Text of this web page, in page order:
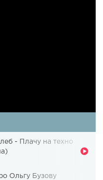
- Плачу на техно
Ольгу Бузову